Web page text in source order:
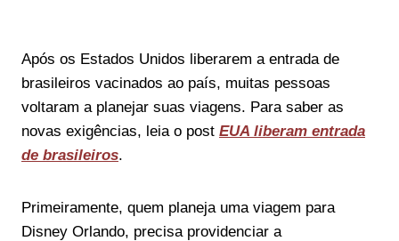
Após os Estados Unidos liberarem a entrada de
brasileiros vacinados ao país, muitas pessoas
voltaram a planejar suas viagens. Para saber as
novas exigências, leia o post EUA liberam entrada
de brasileiros.
Primeiramente, quem planeja uma viagem para
Disney Orlando, precisa providenciar a